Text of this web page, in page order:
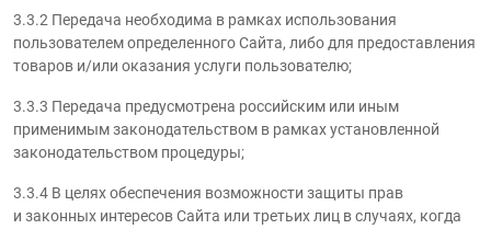
3.3.2 Передача необходима в рамках использования
пользователем определенного Сайта, либо для предоставления
товаров и/или оказания услуги пользователю;
3.3.3 Передача предусмотрена российским или иным
применимым законодательством в рамках установленной
законодательством процедуры;
3.3.4 В целях обеспечения возможности защиты прав
и законных интересов Сайта или третьих лиц в случаях, когда